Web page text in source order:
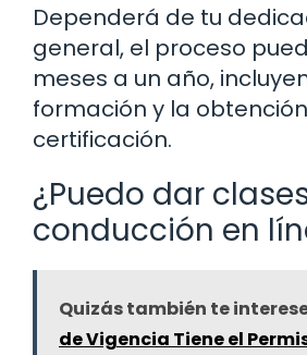
Dependerá de tu
general, el proceso
meses a un año,
formación y la
certificación.
¿Puedo dar
conducción en
Quizás también te
de Vigencia Tiene el